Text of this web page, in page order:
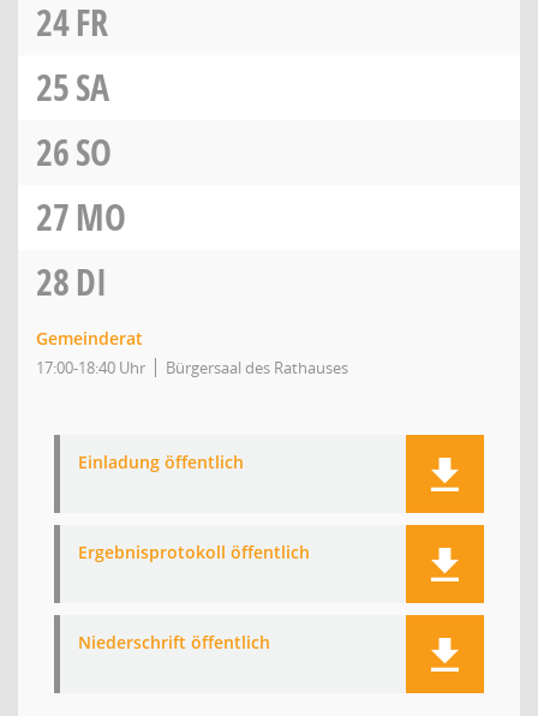
24FR
25SA
26SO
27MO
28DI
Gemeinderat
17:00-18:40 Uhr Bürgersaal des Rathauses
Einladung öffentlich
Ergebnisprotokoll öffentlich
Niederschrift öffentlich